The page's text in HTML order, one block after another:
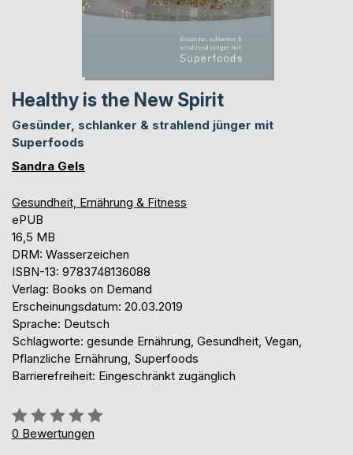
Healthy is the New Spirit
Gesünder, schlanker & strahlend jünger mit
Superfoods
Sandra Gels
Gesundheit, Ernährung & Fitness
ePUB
16,5 MB
DRM: Wasserzeichen
ISBN-13: 9783748136088
Verlag: Books on Demand
Erscheinungsdatum: 20.03.2019
Sprache: Deutsch
Schlagworte: gesunde Ernährung, Gesundheit, Vegan,
Pflanzliche Ernährung, Superfoods
Barrierefreiheit: Eingeschränkt zugänglich
Bewertung::
0%
0 Bewertungen